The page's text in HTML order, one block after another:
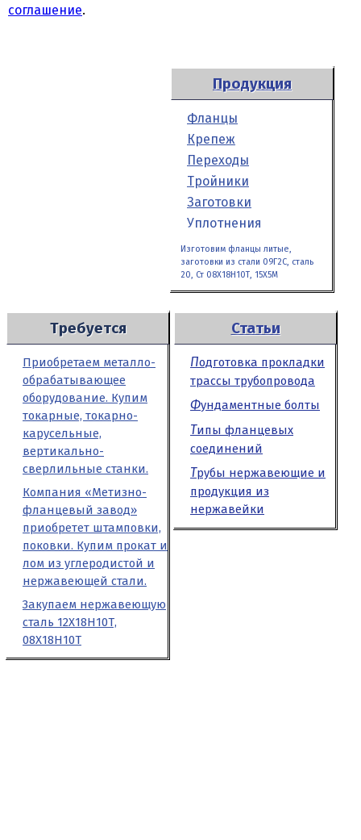
соглашение.
Продукция
Фланцы
Крепеж
Переходы
Тройники
Заготовки
Уплотнения
Изготовим фланцы литые,
заготовки из стали 09Г2С, сталь
20, Ст 08Х18Н10Т, 15Х5М
Требуется
Приобретаем металло­
обрабатывающее
оборудование. Купим
токарные, токарно-
карусельные,
вертикально-
сверлильные станки.
Компания «Метизно-
фланцевый завод»
приобретет штамповки,
поковки. Купим прокат и
лом из углеродистой и
нержавеющей стали.
Закупаем нержавеющую
сталь 12Х18Н10Т,
08Х18Н10Т
Статьи
Подготовка прокладки
трассы трубопровода
Фундаментные болты
Типы фланцевых
соединений
Трубы нержавеющие и
продукция из
нержавейки